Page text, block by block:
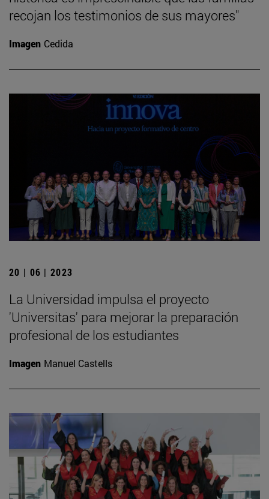
recojan los testimonios de sus mayores"
Imagen Cedida
20 | 06 | 2023
La Universidad impulsa el proyecto
'Universitas' para mejorar la preparación
profesional de los estudiantes
Imagen Manuel Castells